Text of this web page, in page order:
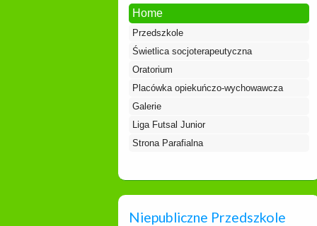
Home
Przedszkole
Świetlica socjoterapeutyczna
Oratorium
Placówka opiekuńczo-wychowawcza
Galerie
Liga Futsal Junior
Strona Parafialna
Niepubliczne Przedszkole